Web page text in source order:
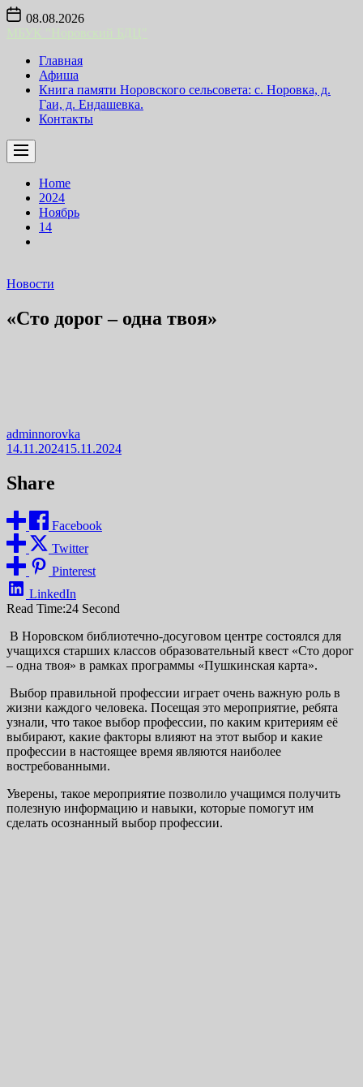
Skip
content
08.08.2026
Главная
Афиша
Книга памяти Норовского сельсовета: с. Норовка, д.
Гаи, д. Ендашевка.
Контакты
Home
2024
Ноябрь
14
Новости
«Сто дорог – одна твоя»
adminnorovka
14.11.202415.11.2024
Share
Facebook
Twitter
Pinterest
LinkedIn
Read Time:24 Second
В Норовском библиотечно-досуговом центре состоялся для
учащихся старших классов образовательный квест «Сто дорог
– одна твоя» в рамках программы «Пушкинская карта».
Выбор правильной профессии играет очень важную роль в
жизни каждого человека. Посещая это мероприятие, ребята
узнали, что такое выбор профессии, по каким критериям её
выбирают, какие факторы влияют на этот выбор и какие
профессии в настоящее время являются наиболее
востребованными.
Уверены, такое мероприятие позволило учащимся получить
полезную информацию и навыки, которые помогут им
сделать осознанный выбор профессии.